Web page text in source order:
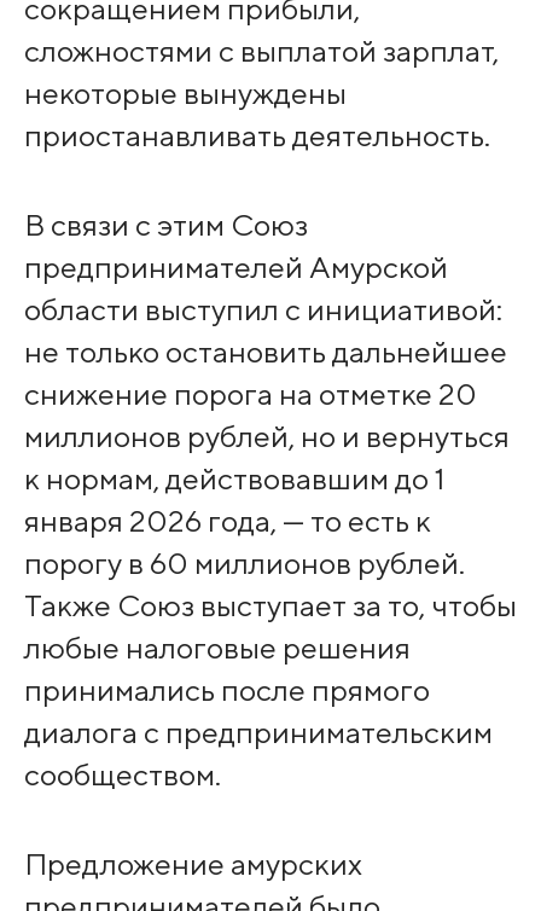
сокращением прибыли,
сложностями с выплатой зарплат,
некоторые вынуждены
приостанавливать деятельность.
В связи с этим Союз
предпринимателей Амурской
области выступил с инициативой:
не только остановить дальнейшее
снижение порога на отметке 20
миллионов рублей, но и вернуться
к нормам, действовавшим до 1
января 2026 года, — то есть к
порогу в 60 миллионов рублей.
Также Союз выступает за то, чтобы
любые налоговые решения
принимались после прямого
диалога с предпринимательским
сообществом.
Предложение амурских